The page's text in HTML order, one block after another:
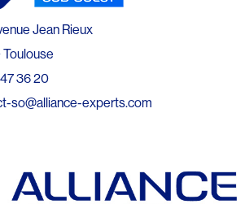
Jean Rieux
36 20
so@alliance-experts.com